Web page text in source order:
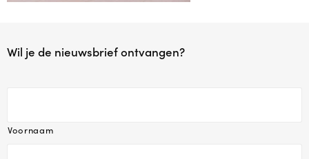
Wil je de nieuwsbrief ontvangen?
Voornaam